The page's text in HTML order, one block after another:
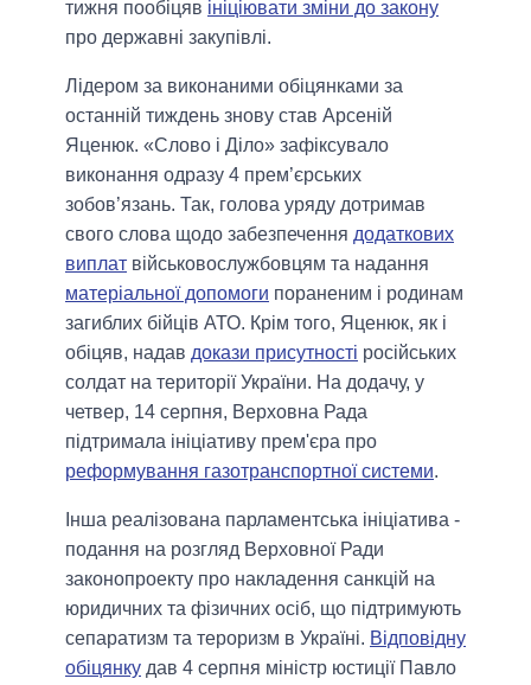
тижня пообіцяв ініціювати зміни до закону
про державні закупівлі.
Лідером за виконаними обіцянками за
останній тиждень знову став Арсеній
Яценюк. «Слово і Діло» зафіксувало
виконання одразу 4 прем’єрських
зобов’язань. Так, голова уряду дотримав
свого слова щодо забезпечення додаткових
виплат військовослужбовцям та надання
матеріальної допомоги пораненим і родинам
загиблих бійців АТО. Крім того, Яценюк, як і
обіцяв, надав докази присутності російських
солдат на території України. На додачу, у
четвер, 14 серпня, Верховна Рада
підтримала ініціативу прем'єра про
реформування газотранспортної системи.
Інша реалізована парламентська ініціатива -
подання на розгляд Верховної Ради
законопроекту про накладення санкцій на
юридичних та фізичних осіб, що підтримують
сепаратизм та тероризм в Україні. Відповідну
обіцянку дав 4 серпня міністр юстиції Павло